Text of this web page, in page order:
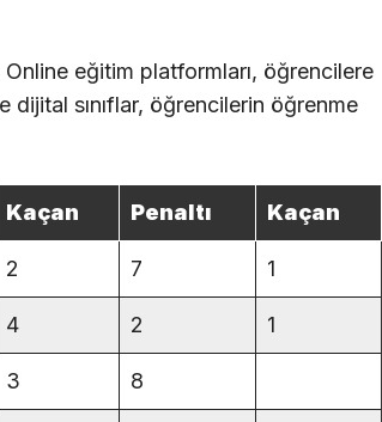
eğitim platformları, öğrencilere
dijital sınıflar, öğrencilerin öğrenme
Kaçan Penaltı Kaçan
2 7 1
4 2 1
3 8